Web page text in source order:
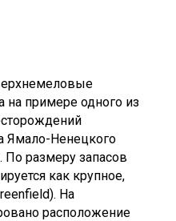
на примере одного из
Ямало-Ненецкого
По размеру запасов
как крупное,
На
расположение